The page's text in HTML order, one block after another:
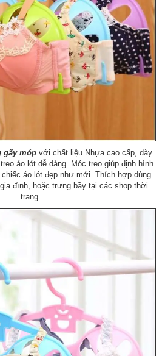
gãy móp với chất liệu Nhựa cao cấp, dày
áo lót dễ dàng. Móc treo giúp định hình
áo lót đẹp như mới. Thích hợp dùng
đình, hoặc trưng bầy tại các shop thời
trang